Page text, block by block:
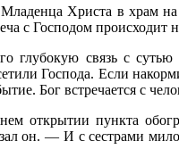
Христа в храм
с Господом происходит
глубокую связь с
Господа. Если
Бог встречается с
открытии пункта
он. — И с сестрами